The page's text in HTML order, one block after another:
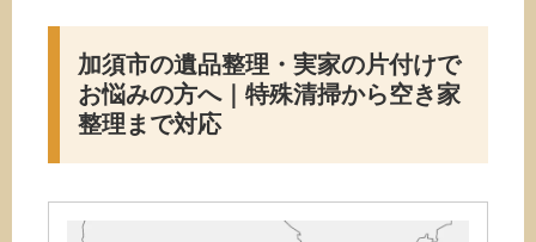
加須市の遺品整理・実家の片付けで
お悩みの方へ｜特殊清掃から空き家
整理まで対応